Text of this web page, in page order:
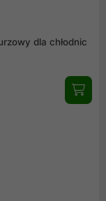
dla chłodnic